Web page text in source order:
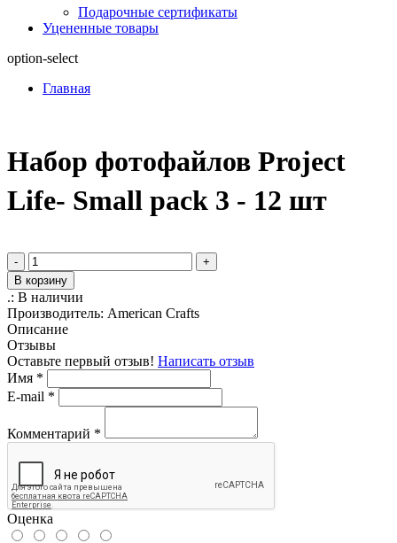
Подарочные сертификаты
Уцененные товары
option-select
Главная
Набор фотофайлов Project
Life- Small pack 3 - 12 шт
-
+
В корзину
.: В наличии
Производитель: American Crafts
Описание
Отзывы
Оставьте первый отзыв! Написать отзыв
Имя *
E-mail *
Комментарий *
Оценка